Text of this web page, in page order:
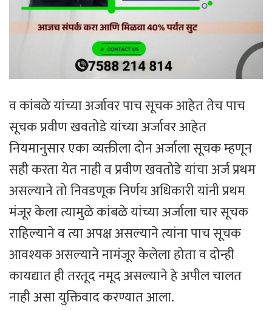
व कांबळे यांच्या अर्जावर पाच सूचक आहेत तेच पाच
सूचक प्रवीण खवतोडे यांच्या अर्जावर आहेत
नियमानुसार एका व्यक्तीला दोन अर्जाला सूचक म्हणून
सही करता येत नाही व प्रवीण खवतोडे यांचा अर्ज प्रथम
असल्याने तो निवडणूक निर्णय अधिकारी यांनी प्रथम
मंजूर केला त्यामुळे कांबळे यांच्या अर्जाला चार सूचक
राहिल्याने व त्या अपक्ष असल्याने त्यांना पाच सूचक
आवश्यक असल्याने नामंजूर केलेला होता व दोन्ही
कायद्यात ही तरतूद नमूद असल्याने हे अपील चालत
नाही असा युक्तिवाद करण्यात आला.